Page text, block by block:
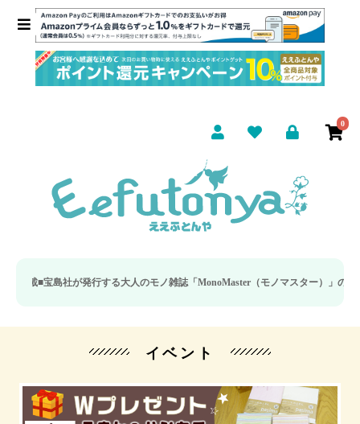
0
宝島社が発行する大人のモノ雑誌「MonoMaster（モノマスター）」の疲労回復
イベント